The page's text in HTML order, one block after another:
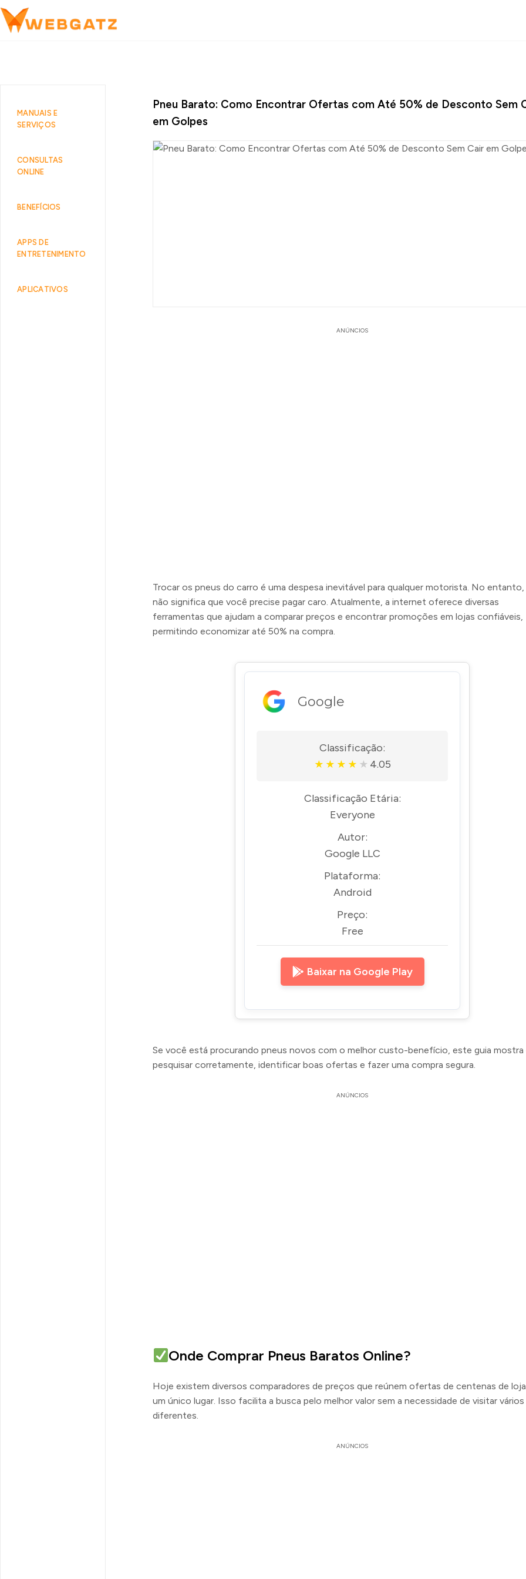
MANUAIS E
SERVIÇOS
CONSULTAS
ONLINE
BENEFÍCIOS
APPS DE
ENTRETENIMENTO
APLICATIVOS
Pneu Barato: Como Encontrar Ofertas com Até 50% de Desconto Sem
em Golpes
ANÚNCIOS
Trocar os pneus do carro é uma despesa inevitável para qualquer motorista. No entanto,
não significa que você precise pagar caro. Atualmente, a internet oferece diversas
ferramentas que ajudam a comparar preços e encontrar promoções em lojas confiáveis,
permitindo economizar até 50% na compra.
Google
Classificação:
★ ★ ★ ★ ★ 4.05
Classificação Etária:
Everyone
Autor:
Google LLC
Plataforma:
Android
Preço:
Free
Baixar na Google Play
Se você está procurando pneus novos com o melhor custo-benefício, este guia
pesquisar corretamente, identificar boas ofertas e fazer uma compra segura.
ANÚNCIOS
Onde Comprar Pneus Baratos Online?
Hoje existem diversos comparadores de preços que reúnem ofertas de centenas de
um único lugar. Isso facilita a busca pelo melhor valor sem a necessidade de visitar
diferentes.
ANÚNCIOS